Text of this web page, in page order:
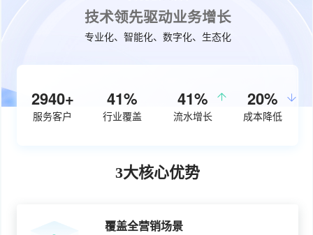
技术领先驱动业务增长
专业化、智能化、数字化、生态化
3740+
服务客户
53%
行业覆盖
50%
流水增长
26%
成本降低
3大核心优势
覆盖全营销场景